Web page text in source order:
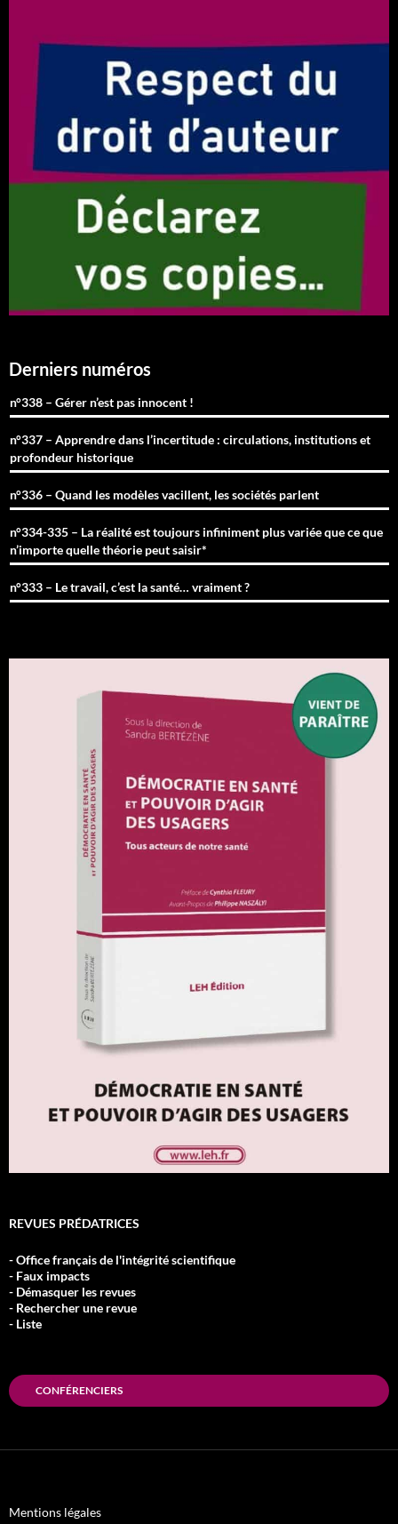
Derniers numéros
n°338 – Gérer n’est pas innocent !
n°337 – Apprendre dans l’incertitude : circulations, institutions et
profondeur historique
n°336 – Quand les modèles vacillent, les sociétés parlent
n°334-335 – La réalité est toujours infiniment plus variée que ce que
n’importe quelle théorie peut saisir*
n°333 – Le travail, c’est la santé… vraiment ?
REVUES PRÉDATRICES
- Office français de l'intégrité scientifique
- Faux impacts
- Démasquer les revues
- Rechercher une revue
- Liste
CONFÉRENCIERS
Mentions légales